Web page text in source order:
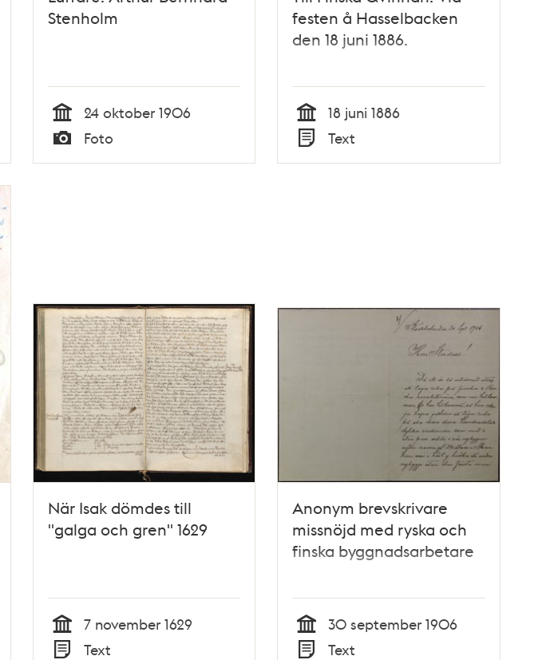
Stenholm
Tid
24 oktober 1906
Typ
Foto
festen å Hasselbacken
den 18 juni 1886.
Tid
18 juni 1886
Typ
Text
När Isak dömdes till
"galga och gren" 1629
Tid
7 november 1629
Text
Anonym brevskrivare
missnöjd med ryska och
finska byggnadsarbetare
Tid
30 september 1906
Text